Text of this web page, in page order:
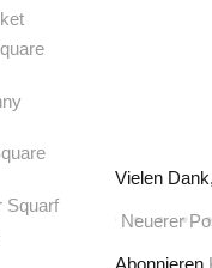
Vielen
Neuerer
Abonnieren
Squarf